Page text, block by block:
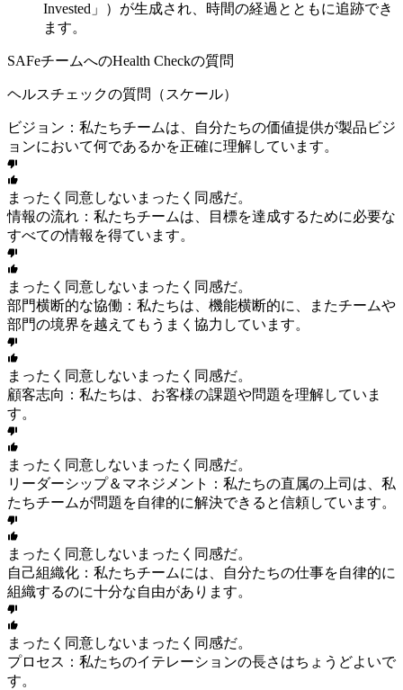
Invested」）が生成され、時間の経過とともに追跡でき
ます。
SAFeチームへのHealth Checkの質問
ヘルスチェックの質問（スケール）
ビジョン：私たちチームは、自分たちの価値提供が製品ビジ
ョンにおいて何であるかを正確に理解しています。
まったく同意しない まったく同感だ。
情報の流れ：私たちチームは、目標を達成するために必要な
すべての情報を得ています。
まったく同意しない まったく同感だ。
部門横断的な協働：私たちは、機能横断的に、またチームや
部門の境界を越えてもうまく協力しています。
まったく同意しない まったく同感だ。
顧客志向：私たちは、お客様の課題や問題を理解していま
す。
まったく同意しない まったく同感だ。
リーダーシップ＆マネジメント：私たちの直属の上司は、私
たちチームが問題を自律的に解決できると信頼しています。
まったく同意しない まったく同感だ。
自己組織化：私たちチームには、自分たちの仕事を自律的に
組織するのに十分な自由があります。
まったく同意しない まったく同感だ。
プロセス：私たちのイテレーションの長さはちょうどよいで
す。